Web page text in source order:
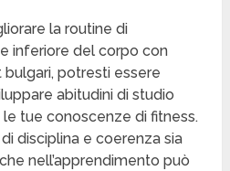
la routine di
inferiore del corpo con
potresti essere
abitudini di studio
tue conoscenze di fitness.
disciplina e coerenza sia
nell’apprendimento può